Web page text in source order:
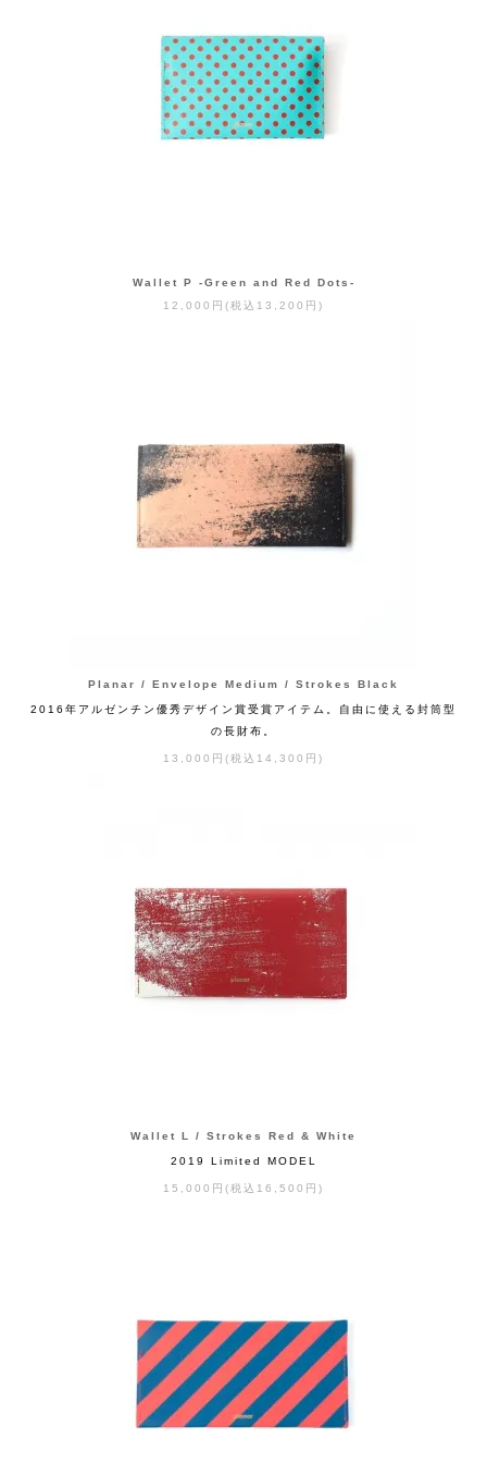
Wallet P -Green and Red Dots-
12,000円(税込13,200円)
Planar / Envelope Medium / Strokes Black
2016年アルゼンチン優秀デザイン賞受賞アイテム。自由に使える封筒型
の長財布。
13,000円(税込14,300円)
Wallet L / Strokes Red & White
2019 Limited MODEL
15,000円(税込16,500円)